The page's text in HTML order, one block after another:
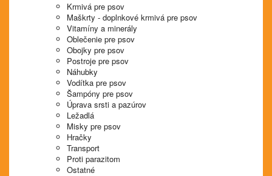
Krmivá pre psov
Maškrty - doplnkové krmivá pre psov
Vitamíny a minerály
Oblečenie pre psov
Obojky pre psov
Postroje pre psov
Náhubky
Vodítka pre psov
Šampóny pre psov
Úprava srsti a pazúrov
Ležadlá
Misky pre psov
Hračky
Transport
Proti parazitom
Ostatné